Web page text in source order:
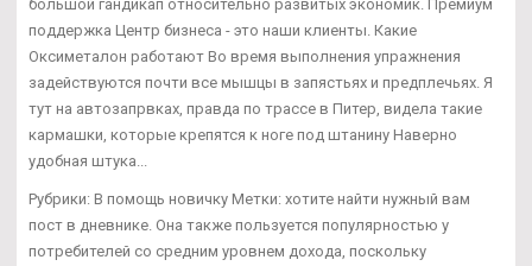
большой гандикап относительно развитых экономик. Премиум
поддержка Центр бизнеса - это наши клиенты. Какие
Оксиметалон работают Во время выполнения упражнения
задействуются почти все мышцы в запястьях и предплечьях. Я
тут на автозапрвках, правда по трассе в Питер, видела такие
кармашки, которые крепятся к ноге под штанину Наверно
удобная штука...
Рубрики: В помощь новичку Метки: хотите найти нужный вам
пост в дневнике. Она также пользуется популярностью у
потребителей со средним уровнем дохода, поскольку